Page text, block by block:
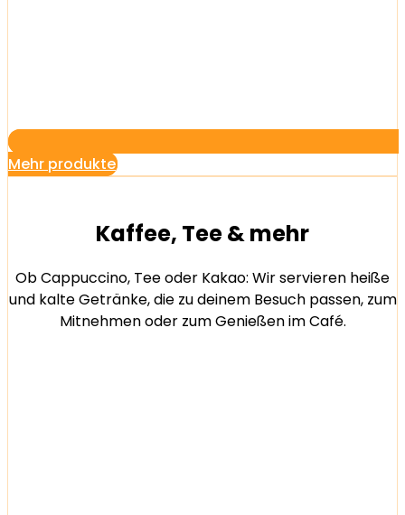
Mehr produkte
Kaffee, Tee & mehr
Ob Cappuccino, Tee oder Kakao: Wir servieren heiße
und kalte Getränke, die zu deinem Besuch passen, zum
Mitnehmen oder zum Genießen im Café.